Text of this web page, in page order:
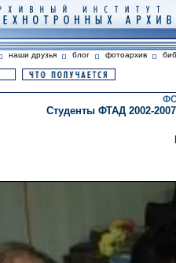
наши друзья блог фотоархив
Студенты ФТАД 2002-